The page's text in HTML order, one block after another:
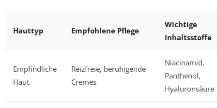
Hauttyp Empfohlene Pflege
Wichtige
Inhaltsstoffe
Empfindliche
Haut
Reizfreie, beruhigende
Cremes
Niacinamid,
Panthenol,
Hyaluronsäure